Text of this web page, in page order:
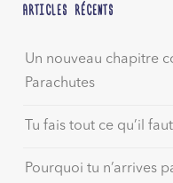
ARTICLES RÉCENTS
Un nouveau chapitre
Parachutes
Tu fais tout ce qu’il
Pourquoi tu n’arrives